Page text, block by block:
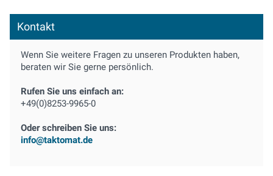
Kontakt
Wenn Sie weitere Fragen zu unseren Produkten haben,
beraten wir Sie gerne persönlich.
Rufen Sie uns einfach an:
+49(0)8253-9965-0
Oder schreiben Sie uns:
info@taktomat.de